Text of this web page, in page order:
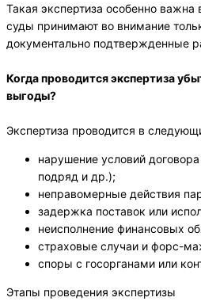
Такая экспертиза особенно
суды принимают во внимание
документально подтвержденные
Когда проводится экспертиза
выгоды?
Экспертиза проводится в
нарушение условий
подряд и др.);
неправомерные действия
задержка поставок или
неисполнение финансовых
страховые случаи и форс-
споры с госорганами или
Этапы проведения экспертизы